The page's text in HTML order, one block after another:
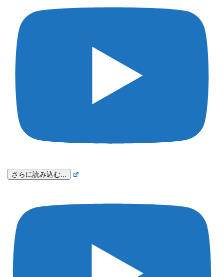
さらに読み込む...